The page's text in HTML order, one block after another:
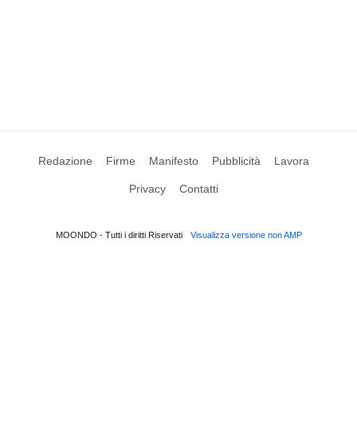
Redazione Firme Manifesto Pubblicità Lavora
Privacy Contatti
MOONDO - Tutti i diritti Riservati Visualizza versione non AMP